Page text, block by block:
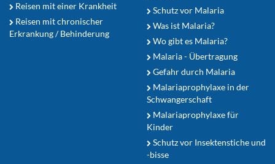
Reisen mit einer Krankheit
Reisen mit chronischer
Erkrankung / Behinderung
Schutz vor Malaria
Was ist Malaria?
Wo gibt es Malaria?
Malaria - Übertragung
Gefahr durch Malaria
Malariaprophylaxe in der
Schwangerschaft
Malariaprophylaxe für
Kinder
Schutz vor Insektenstiche und
-bisse